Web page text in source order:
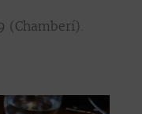
(Chamberí).